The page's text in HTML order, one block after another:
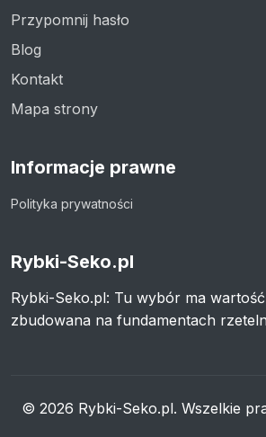
Przypomnij hasło
Blog
Kontakt
Mapa strony
Informacje prawne
Polityka prywatności
Rybki-Seko.pl
Rybki-Seko.pl: Tu wybór ma
zbudowana na fundamentach
© 2026 Rybki-Seko.pl. Wszelkie